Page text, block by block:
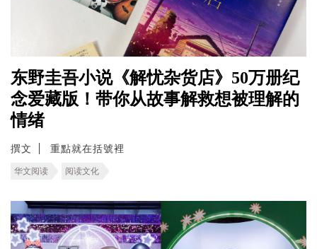
东野圭吾小说《解忧杂货店》50万册纪
念爱藏版！带你从故事解救想被理解的
情绪
撰文 重點就在括號裡
华文阅读 阅读文化